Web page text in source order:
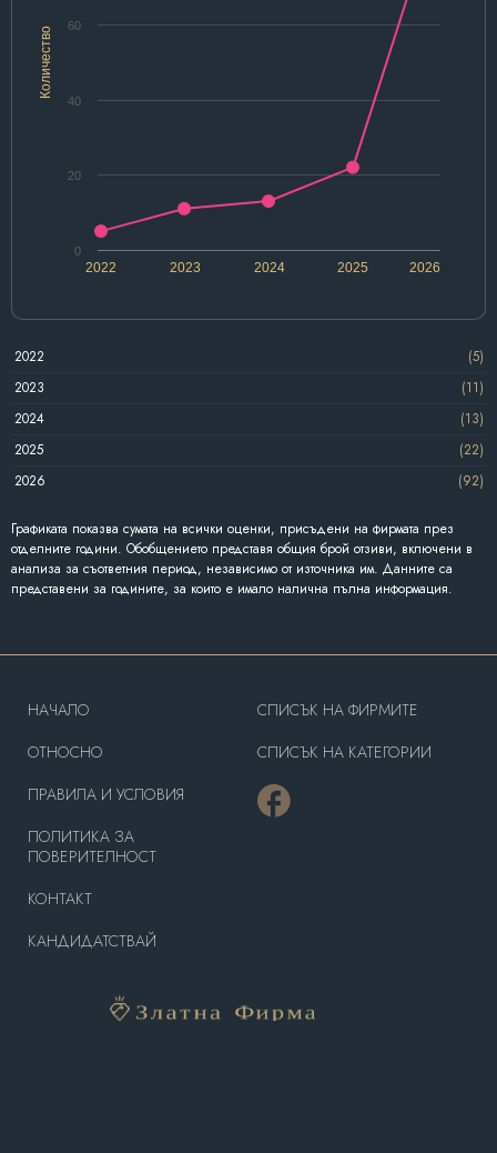
Количество
2022 2024 2026
2023 2025
0
20
40
60
2022
(5)
2023
(11)
2024
(13)
2025
(22)
2026
(92)
Графиката показва сумата на всички оценки, присъдени на фирмата през
отделните години. Обобщението представя общия брой отзиви, включени в
анализа за съответния период, независимо от източника им. Данните са
представени за годините, за които е имало налична пълна информация.
HAЧАЛО
OТНОСНО
ПРАВИЛА И УСЛОВИЯ
ПОЛИТИКА ЗА
ПОВЕРИТЕЛНОСТ
КОНТАКТ
КАНДИДАТСТВАЙ
СПИСЪК НА ФИРМИТЕ
СПИСЪК НА КАТЕГОРИИ